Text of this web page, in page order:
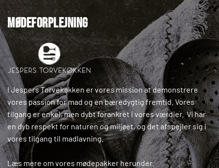
Mødeforplejning
I Jespers Torvekøkken er vores mission at demonstrere
vores passion for mad og en bæredygtig fremtid. Vores
tilgang er enkel, men dybt forankret i vores værdier.  Vi har
en dyb respekt for naturen og miljøet, og det afspejler sig i
vores tilgang til madlavning.
Læs mere om vores mødepakker herunder.